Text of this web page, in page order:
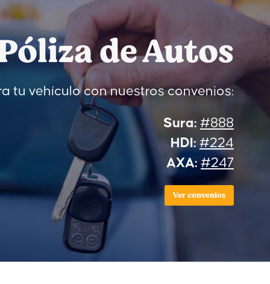
de Autos
tu vehículo con nuestros convenios:
Sura: #888
HDI: #224
AXA: #247
Ver convenios